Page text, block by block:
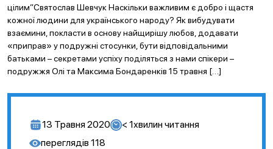
цілим”Святослав Шевчук Наскільки важливим є добро і щастя
кожної людини для українського народу? Як вибудувати
взаємини, покласти в основу найщирішу любов, додавати
«приправ» у подружні стосунки, бути відповідальними
батьками – секретами успіху поділяться з нами спікери –
подружжя Олі та Максима Бондаренків 15 травня […]
13 Травня 2020 < 1хвилин читання
переглядів 118